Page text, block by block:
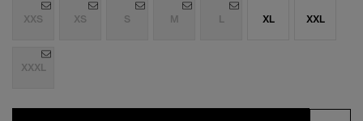
XXS XS S M L XL XXL
XXXL